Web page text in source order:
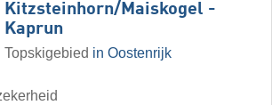
Kitzsteinhorn/​Maiskogel -
Kaprun
Topskigebied in Oostenrijk